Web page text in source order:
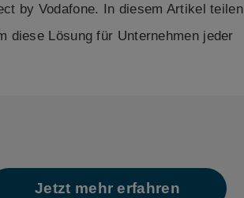
by Vodafone. In diesem Artikel teilen
diese Lösung für Unternehmen jeder
Jetzt mehr erfahren